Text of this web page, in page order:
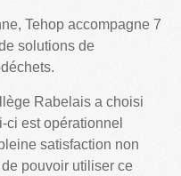
Tehop accompagne 7
solutions de
Rabelais a choisi
est opérationnel
satisfaction non
pouvoir utiliser ce